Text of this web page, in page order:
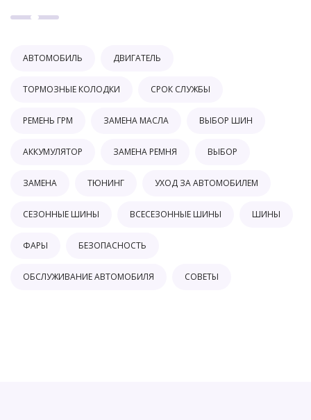
АВТОМОБИЛЬ ДВИГАТЕЛЬ
ТОРМОЗНЫЕ КОЛОДКИ СРОК СЛУЖБЫ
РЕМЕНЬ ГРМ ЗАМЕНА МАСЛА ВЫБОР ШИН
АККУМУЛЯТОР ЗАМЕНА РЕМНЯ ВЫБОР
ЗАМЕНА ТЮНИНГ УХОД ЗА АВТОМОБИЛЕМ
СЕЗОННЫЕ ШИНЫ ВСЕСЕЗОННЫЕ ШИНЫ ШИНЫ
ФАРЫ БЕЗОПАСНОСТЬ
ОБСЛУЖИВАНИЕ АВТОМОБИЛЯ СОВЕТЫ